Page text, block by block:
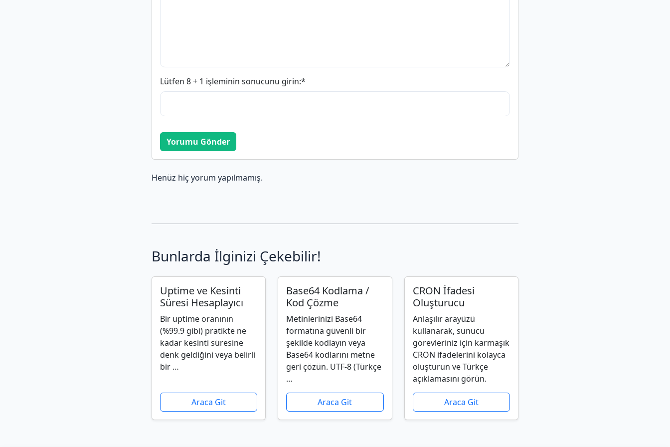
Lütfen 8 + 1 işleminin sonucunu girin:*
Yorumu Gönder
Henüz hiç yorum yapılmamış.
Bunlarda İlginizi Çekebilir!
Uptime ve Kesinti
Süresi Hesaplayıcı
Bir uptime oranının
(%99.9 gibi) pratikte ne
kadar kesinti süresine
denk geldiğini veya belirli
bir …
Araca Git
Base64 Kodlama /
Kod Çözme
Metinlerinizi Base64
formatına güvenli bir
şekilde kodlayın veya
Base64 kodlarını metne
geri çözün. UTF-8 (Türkçe
…
Araca Git
CRON İfadesi
Oluşturucu
Anlaşılır arayüzü
kullanarak, sunucu
görevleriniz için karmaşık
CRON ifadelerini kolayca
oluşturun ve Türkçe
açıklamasını görün.
Araca Git